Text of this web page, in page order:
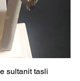
sultanit tasli